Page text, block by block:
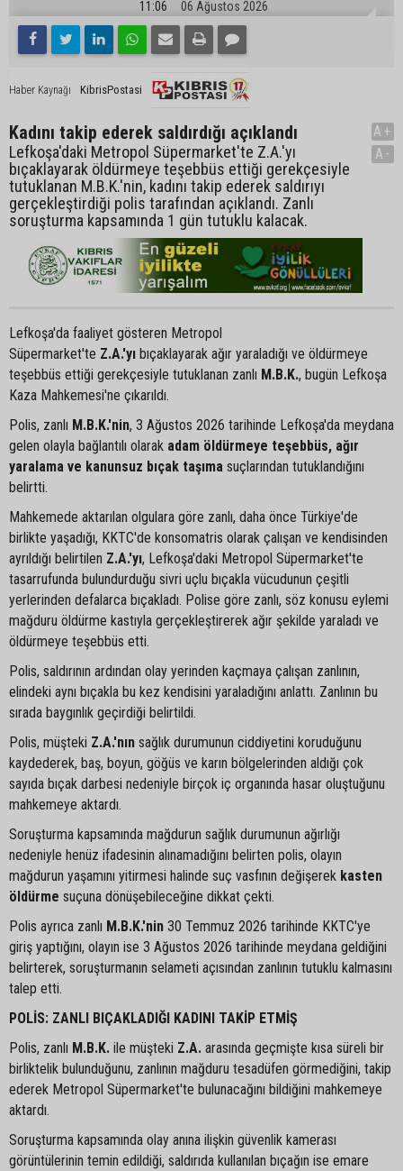
11:06 06 Ağustos 2026
Haber Kaynağı KibrisPostasi
Kadını takip ederek saldırdığı açıklandı
Lefkoşa'daki Metropol Süpermarket'te Z.A.'yı
bıçaklayarak öldürmeye teşebbüs ettiği gerekçesiyle
tutuklanan M.B.K.'nin, kadını takip ederek saldırıyı
gerçekleştirdiği polis tarafından açıklandı. Zanlı
soruşturma kapsamında 1 gün tutuklu kalacak.
A+
A-
Lefkoşa'da faaliyet gösteren Metropol
Süpermarket'te Z.A.'yı bıçaklayarak ağır yaraladığı ve öldürmeye
teşebbüs ettiği gerekçesiyle tutuklanan zanlı M.B.K., bugün Lefkoşa
Kaza Mahkemesi'ne çıkarıldı.
Polis, zanlı M.B.K.'nin, 3 Ağustos 2026 tarihinde Lefkoşa'da meydana
gelen olayla bağlantılı olarak adam öldürmeye teşebbüs, ağır
yaralama ve kanunsuz bıçak taşıma suçlarından tutuklandığını
belirtti.
Mahkemede aktarılan olgulara göre zanlı, daha önce Türkiye'de
birlikte yaşadığı, KKTC'de konsomatris olarak çalışan ve kendisinden
ayrıldığı belirtilen Z.A.'yı, Lefkoşa'daki Metropol Süpermarket'te
tasarrufunda bulundurduğu sivri uçlu bıçakla vücudunun çeşitli
yerlerinden defalarca bıçakladı. Polise göre zanlı, söz konusu eylemi
mağduru öldürme kastıyla gerçekleştirerek ağır şekilde yaraladı ve
öldürmeye teşebbüs etti.
Polis, saldırının ardından olay yerinden kaçmaya çalışan zanlının,
elindeki aynı bıçakla bu kez kendisini yaraladığını anlattı. Zanlının bu
sırada baygınlık geçirdiği belirtildi.
Polis, müşteki Z.A.'nın sağlık durumunun ciddiyetini koruduğunu
kaydederek, baş, boyun, göğüs ve karın bölgelerinden aldığı çok
sayıda bıçak darbesi nedeniyle birçok iç organında hasar oluştuğunu
mahkemeye aktardı.
Soruşturma kapsamında mağdurun sağlık durumunun ağırlığı
nedeniyle henüz ifadesinin alınamadığını belirten polis, olayın
mağdurun yaşamını yitirmesi halinde suç vasfının değişerek kasten
öldürme suçuna dönüşebileceğine dikkat çekti.
Polis ayrıca zanlı M.B.K.'nin 30 Temmuz 2026 tarihinde KKTC'ye
giriş yaptığını, olayın ise 3 Ağustos 2026 tarihinde meydana geldiğini
belirterek, soruşturmanın selameti açısından zanlının tutuklu kalmasını
talep etti.
POLİS: ZANLI BIÇAKLADIĞI KADINI TAKİP ETMİŞ
Polis, zanlı M.B.K. ile müşteki Z.A. arasında geçmişte kısa süreli bir
birliktelik bulunduğunu, zanlının mağduru tesadüfen görmediğini, takip
ederek Metropol Süpermarket'te bulunacağını bildiğini mahkemeye
aktardı.
Soruşturma kapsamında olay anına ilişkin güvenlik kamerası
görüntülerinin temin edildiği, saldırıda kullanılan bıçağın ise emare